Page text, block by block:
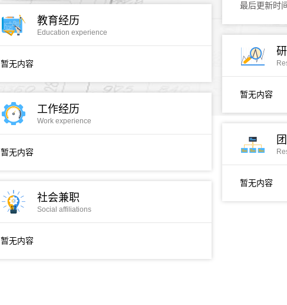
教育经历
Education experience
暂无内容
工作经历
Work experience
暂无内容
社会兼职
Social affiliations
暂无内容
最后更新时间
暂无内容
暂无内容